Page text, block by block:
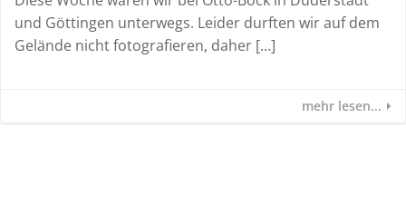
und Göttingen unterwegs. Leider durften wir auf dem
Gelände nicht fotografieren, daher […]
mehr lesen...